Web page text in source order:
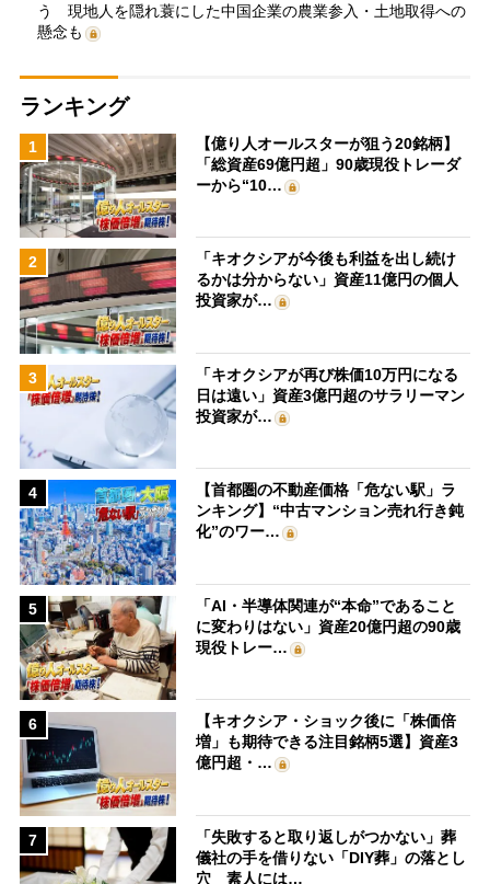
う 現地人を隠れ蓑にした中国企業の農業参入・土地取得への
懸念も
ランキング
1
【億り人オールスターが狙う20銘柄】
「総資産69億円超」90歳現役トレーダ
ーから“10…
2
「キオクシアが今後も利益を出し続け
るかは分からない」資産11億円の個人
投資家が…
3
「キオクシアが再び株価10万円になる
日は遠い」資産3億円超のサラリーマン
投資家が…
4
【首都圏の不動産価格「危ない駅」ラ
ンキング】“中古マンション売れ行き鈍
化”のワー…
5
「AI・半導体関連が“本命”であること
に変わりはない」資産20億円超の90歳
現役トレー…
6
【キオクシア・ショック後に「株価倍
増」も期待できる注目銘柄5選】資産3
億円超・…
7
「失敗すると取り返しがつかない」葬
儀社の手を借りない「DIY葬」の落とし
穴 素人には…